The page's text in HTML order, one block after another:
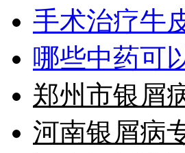
手术治疗牛
哪些中药可
郑州市银屑
河南银屑病